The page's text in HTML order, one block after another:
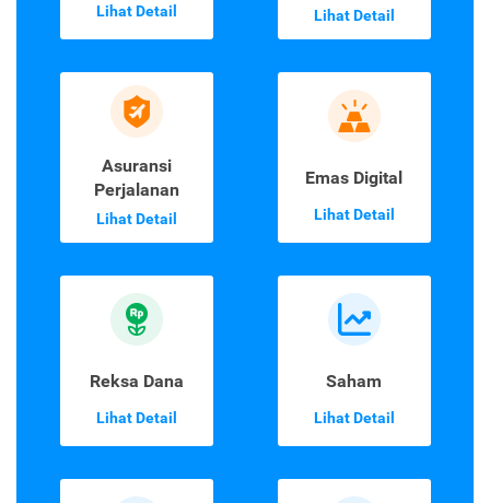
Lihat Detail Lihat Detail
Asuransi
Perjalanan
Lihat Detail
Emas Digital
Lihat Detail
Reksa Dana
Lihat Detail
Saham
Lihat Detail